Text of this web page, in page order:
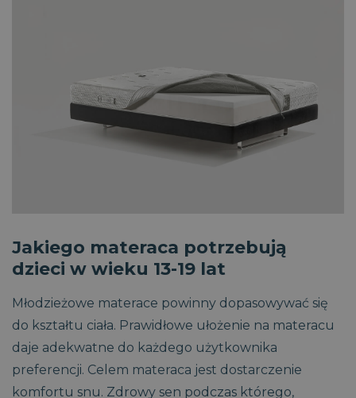
Jakiego materaca potrzebują
dzieci w wieku 13-19 lat
Młodzieżowe materace powinny dopasowywać się
do kształtu ciała. Prawidłowe ułożenie na materacu
daje adekwatne do każdego użytkownika
preferencji. Celem materaca jest dostarczenie
komfortu snu. Zdrowy sen podczas którego,